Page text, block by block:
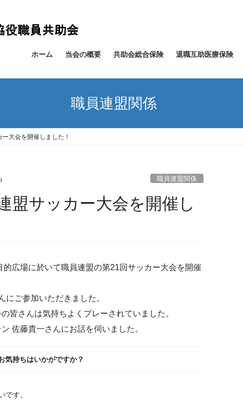
ホーム 当会の概要 共助会総合保険 退職互助医療保険
職員連盟関係
大会を開催しました！
職員連盟関係
盟サッカー大会を開催し
広場に於いて職員連盟の第21回サッカー大会を開催
にご参加いただきました。
皆さんは気持ちよくプレーされていました。
佐藤貴一さんにお話を伺いました。
気持ちはいかがですか？
です。